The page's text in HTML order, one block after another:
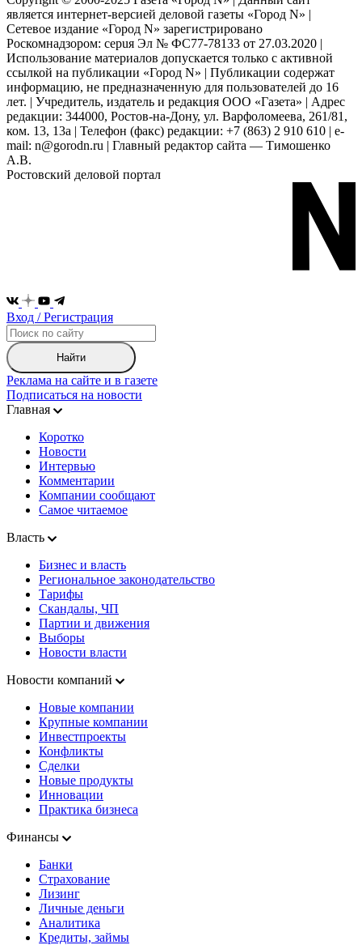
является интернет-версией деловой газеты «Город N» |
Сетевое издание «Город N» зарегистрировано
Роскомнадзором: серuя Эл № ФС77-78133 от 27.03.2020 |
Использование материалов допускается только с активной
ссылкой на публикации «Город N» | Публикации содержат
информацию, не предназначенную для пользователей до 16
лет. | Учредитель, издатель и редакция ООО «Газета» | Адрес
редакции: 344000, Ростов-на-Дону, ул. Варфоломеева, 261/81,
ком. 13, 13а | Телефон (факс) редакции: +7 (863) 2 910 610 | e-
mail: n@gorodn.ru | Главный редактор сайта — Тимошенко
А.В.
Ростовский деловой портал
Вход / Регистрация
Найти
Реклама на сайте и в газете
Подписаться на новости
Главная
Коротко
Новости
Интервью
Комментарии
Компании сообщают
Самое читаемое
Власть
Бизнес и власть
Региональное законодательство
Тарифы
Скандалы, ЧП
Партии и движения
Выборы
Новости власти
Новости компаний
Новые компании
Крупные компании
Инвестпроекты
Конфликты
Сделки
Новые продукты
Инновации
Практика бизнеса
Финансы
Банки
Страхование
Лизинг
Личные деньги
Аналитика
Кредиты, займы